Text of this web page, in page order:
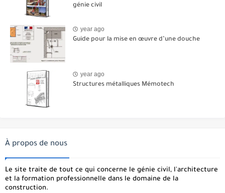
génie civil
year ago
Guide pour la mise en œuvre d’une douche
year ago
Structures métalliques Mémotech
À propos de nous
Le site traite de tout ce qui concerne le génie civil, l'architecture
et la formation professionnelle dans le domaine de la
construction.